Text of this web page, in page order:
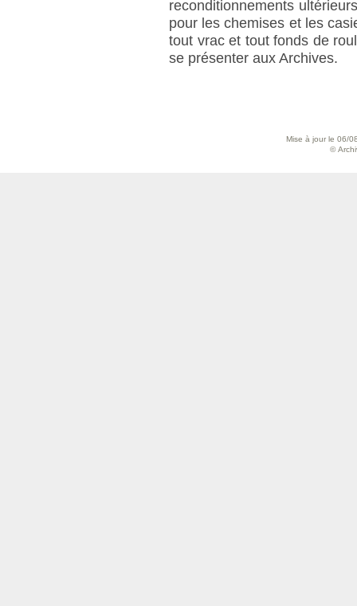
reconditionnements
pour les chemises et les
tout vrac et tout fonds de
se présenter aux Archives.
Mise à jour le 06/
©